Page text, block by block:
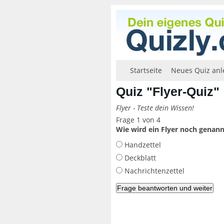
Startseite Neues Quiz
Quiz "Flyer-Quiz"
Flyer - Teste dein Wissen!
Frage 1 von 4
Wie wird ein Flyer noch
Handzettel
Deckblatt
Nachrichtenzettel